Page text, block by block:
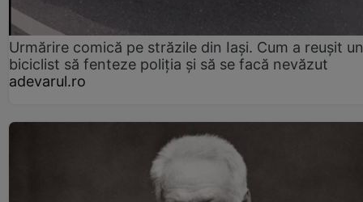
Urmărire comică pe străzile din Iași. Cum a reușit un
biciclist să fenteze poliția și să se facă nevăzut
adevarul.ro